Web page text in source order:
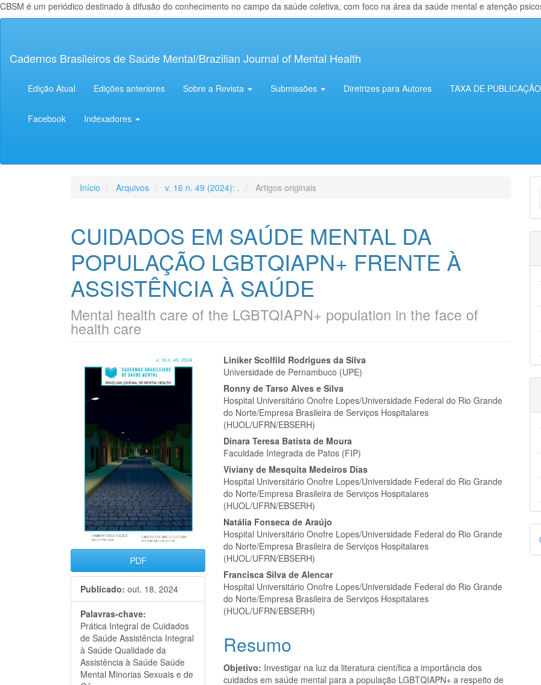
CBSM é um periódico destinado à difusão do conhecimento no campo da saúde coletiva, com foco na área da saúde mental e atenção
principal
Lateral
Cadernos Brasileiros de Saúde Mental/Brazilian Journal of Mental Health
Edição Atual Edições anteriores Sobre a Revista Submissões Diretrizes para Autores TAXA DE PUBLICAÇÃO
Facebook Indexadores
Início Arquivos v. 16 n. 49 (2024): . Artigos originais
CUIDADOS EM SAÚDE MENTAL DA
POPULAÇÃO LGBTQIAPN+ FRENTE À
ASSISTÊNCIA À SAÚDE
Mental health care of the LGBTQIAPN+ population in the face of
health care
Barra
lateral
de
artigos
PDF
Publicado: out. 18, 2024
Palavras-chave:
Prática Integral de Cuidados
de Saúde Assistência Integral
à Saúde Qualidade da
Assistência à Saúde Saúde
Mental Minorias Sexuais e de
Conteúdo
do
artigo
principal
Liniker Scolfild Rodrigues da Silva
Universidade de Pernambuco (UPE)
Ronny de Tarso Alves e Silva
Hospital Universitário Onofre Lopes/Universidade Federal do Rio Grande
do Norte/Empresa Brasileira de Serviços Hospitalares
(HUOL/UFRN/EBSERH)
Dinara Teresa Batista de Moura
Faculdade Integrada de Patos (FIP)
Viviany de Mesquita Medeiros Dias
Hospital Universitário Onofre Lopes/Universidade Federal do Rio Grande
do Norte/Empresa Brasileira de Serviços Hospitalares
(HUOL/UFRN/EBSERH)
Natália Fonseca de Araújo
Hospital Universitário Onofre Lopes/Universidade Federal do Rio Grande
do Norte/Empresa Brasileira de Serviços Hospitalares
(HUOL/UFRN/EBSERH)
Francisca Silva de Alencar
Hospital Universitário Onofre Lopes/Universidade Federal do Rio Grande
do Norte/Empresa Brasileira de Serviços Hospitalares
(HUOL/UFRN/EBSERH)
Resumo
Objetivo: Investigar na luz da literatura científica a importância dos
cuidados em saúde mental para a população LGBTQIAPN+ a respeito de